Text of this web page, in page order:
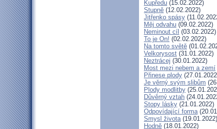
Kupředu (15.02.2022)
Stupně (12.02.2022)
Jitřenko spásy
Měj odvahu (09.02.2022)
Neminout cíl (03.02.2022)
To je On! (02.02.2022)
Na tomto světě
Velkorysost (31.01.2022)
Neztrácej (30.01.2022)
Most mezi nebem a zemí
Přinese plody
Je věrný svým slibům
Plody modlitby
Důvěrný vztah
Stopy lásky (21.01.2022)
Odpovídající forma
Smysl života(19.01.2022)
Hodně (18.01.2022)